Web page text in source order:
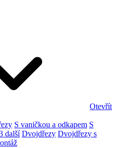
Otevřít
S vaničkou a odkapem S
další Dvojdřezy Dvojdřezy s